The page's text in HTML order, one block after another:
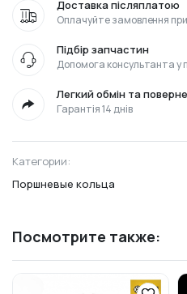
Доставка післяплатою
Оплачуйте замовлення
Підбір запчастин
Допомога консультанта у
Легкий обмін та
Гарантія 14 днів
Категории:
Поршневые кольца
Посмотрите также: